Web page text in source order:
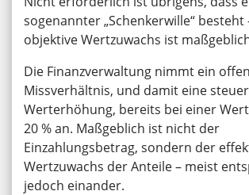
sogenannter „Schenkerwille“ besteht
objektive Wertzuwachs ist
Die Finanzverwaltung nimmt ein
Missverhältnis, und damit eine
Werterhöhung, bereits bei einer
20 % an. Maßgeblich ist nicht der
Einzahlungsbetrag, sondern der
Wertzuwachs der Anteile – meist
jedoch einander.